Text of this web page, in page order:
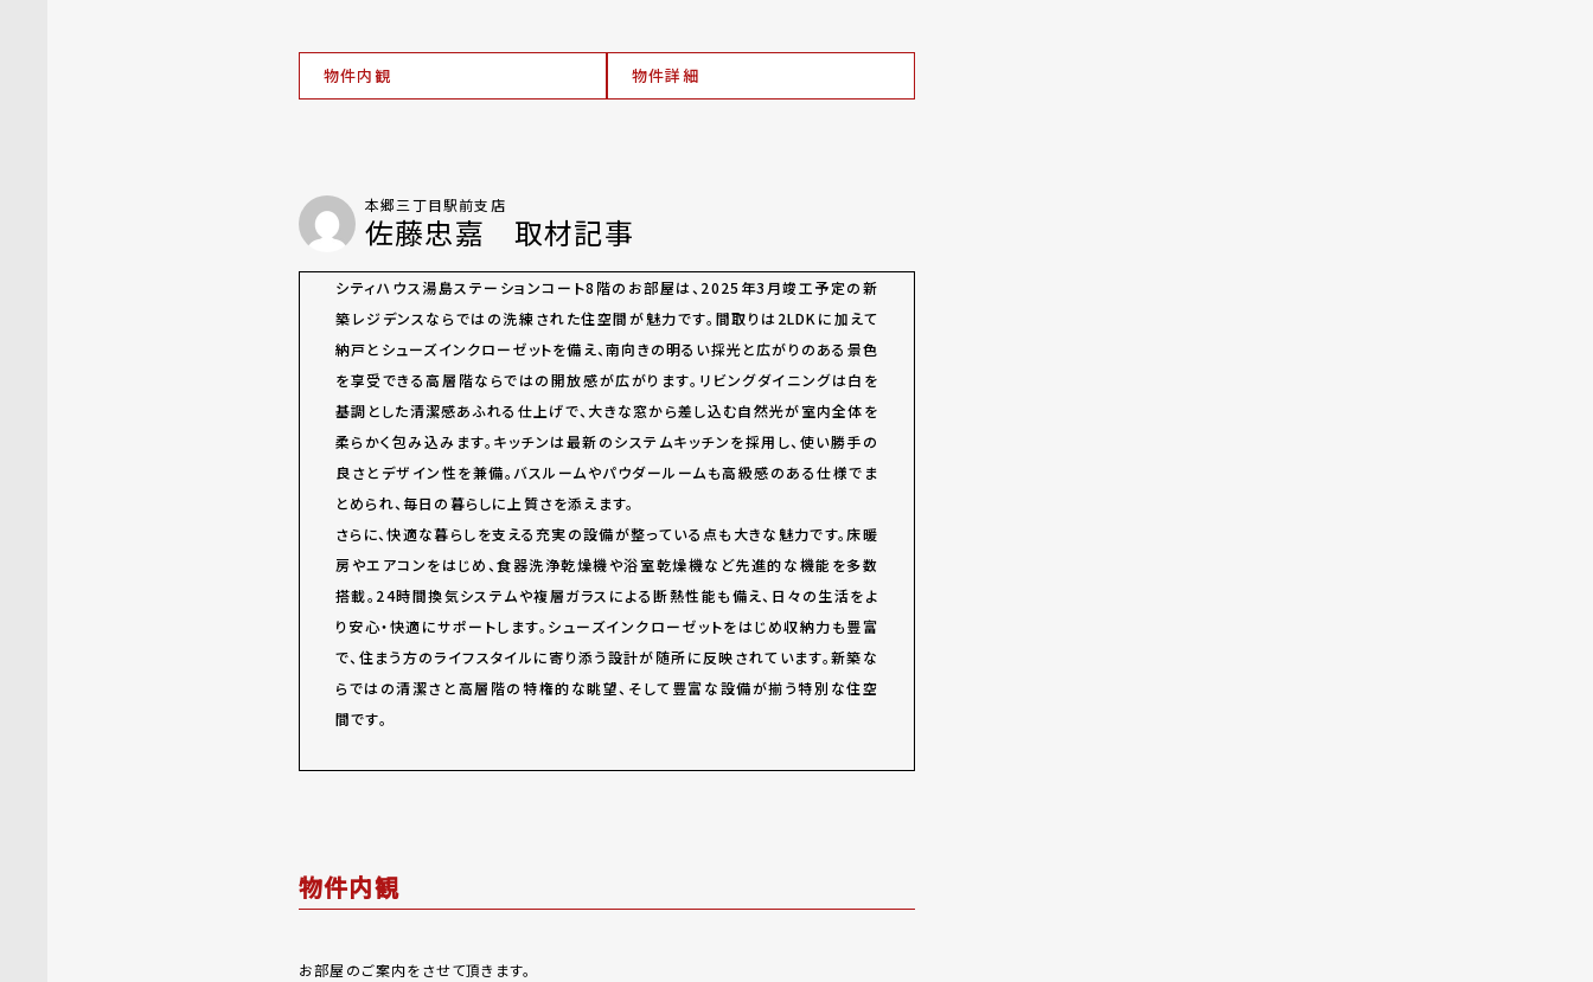
物件内観 物件詳細
本郷三丁目駅前支店
佐藤忠嘉 取材記事
シティハウス湯島ステーションコート8階のお部屋は、2025年3月竣工予定の新
築レジデンスならではの洗練された住空間が魅力です。間取りは2LDKに加えて
納戸とシューズインクローゼットを備え、南向きの明るい採光と広がりのある景色
を享受できる高層階ならではの開放感が広がります。リビングダイニングは白を
基調とした清潔感あふれる仕上げで、大きな窓から差し込む自然光が室内全体を
柔らかく包み込みます。キッチンは最新のシステムキッチンを採用し、使い勝手の
良さとデザイン性を兼備。バスルームやパウダールームも高級感のある仕様でま
とめられ、毎日の暮らしに上質さを添えます。
さらに、快適な暮らしを支える充実の設備が整っている点も大きな魅力です。床暖
房やエアコンをはじめ、食器洗浄乾燥機や浴室乾燥機など先進的な機能を多数
搭載。24時間換気システムや複層ガラスによる断熱性能も備え、日々の生活をよ
り安心・快適にサポートします。シューズインクローゼットをはじめ収納力も豊富
で、住まう方のライフスタイルに寄り添う設計が随所に反映されています。新築な
らではの清潔さと高層階の特権的な眺望、そして豊富な設備が揃う特別な住空
間です。
物件内観
お部屋のご案内をさせて頂きます。